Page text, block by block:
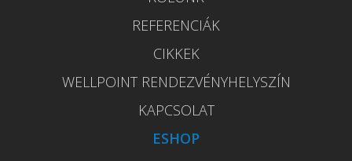
REFERENCIÁK
CIKKEK
WELLPOINT RENDEZVÉNYHELYSZÍN
KAPCSOLAT
ESHOP